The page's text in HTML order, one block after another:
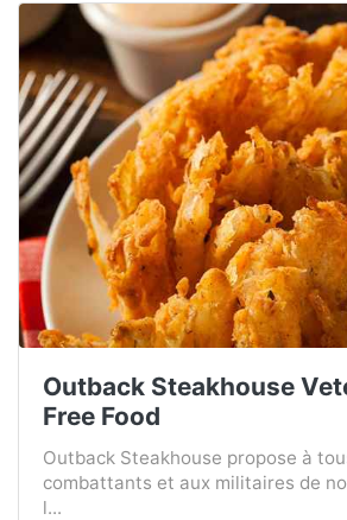
Outback Steakhouse
Free Food
Outback Steakhouse propose à
combattants et aux militaires de
l...